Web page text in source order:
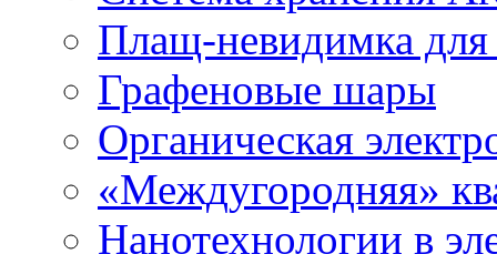
Плащ-невидимка
Графеновые шары
Органическая
«Междугородняя»
Нанотехнологии в